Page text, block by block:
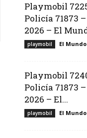
Playmobil
Policía 71873
2026 – El
playmobil El
Playmobil
Policía 71873
2026 – El...
playmobil El